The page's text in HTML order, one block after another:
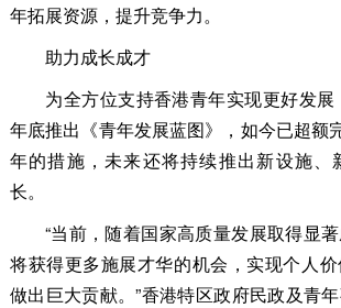
年拓展资源，提升竞争力。
助力成长成才
为全方位支持香港青年实现更好发展
年底推出《青年发展蓝图》，如今已超额
年的措施，未来还将持续推出新设施、
长。
“当前，随着国家高质量发展取得显著
将获得更多施展才华的机会，实现个人
做出巨大贡献。”香港特区政府民政及青